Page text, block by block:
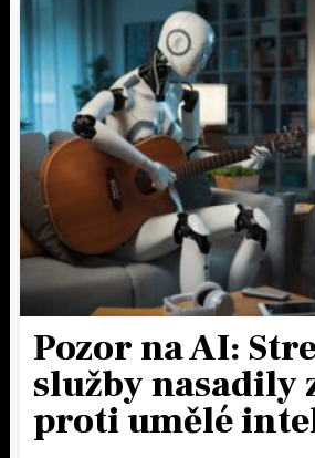
Pozor na AI:
služby nasadily
proti umělé